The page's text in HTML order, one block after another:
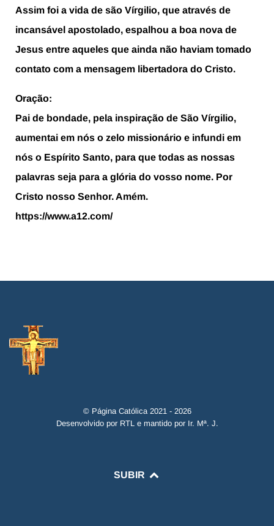
Assim foi a vida de são Vírgilio, que através de
incansável apostolado, espalhou a boa nova de
Jesus entre aqueles que ainda não haviam tomado
contato com a mensagem libertadora do Cristo.
Oração:
Pai de bondade, pela inspiração de São Vírgilio,
aumentai em nós o zelo missionário e infundi em
nós o Espírito Santo, para que todas as nossas
palavras seja para a glória do vosso nome. Por
Cristo nosso Senhor. Amém.
https://www.a12.com/
© Página Católica 2021 - 2026
Desenvolvido por RTL e mantido por Ir. Mª. J.
SUBIR